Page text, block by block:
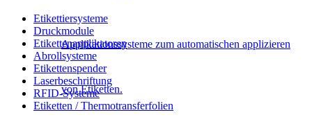
Applikationssysteme zum automatischen applizieren
von Etiketten.
Etikettiersysteme
Druckmodule
Etikettenapplikatoren
Abrollsysteme
Etikettenspender
Laserbeschriftung
RFID-Systeme
Etiketten / Thermotransferfolien